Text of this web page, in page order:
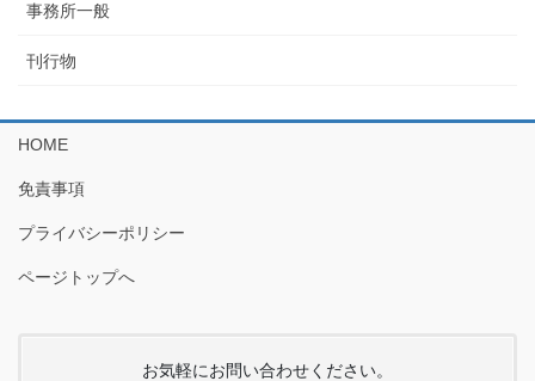
事務所一般
刊行物
HOME
免責事項
プライバシーポリシー
ページトップへ
お気軽にお問い合わせください。